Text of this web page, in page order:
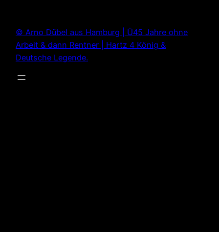
springen
© Arno Dübel aus Hamburg | Ü45 Jahre ohne
Arbeit & dann Rentner | Hartz 4 König &
Deutsche Legende.